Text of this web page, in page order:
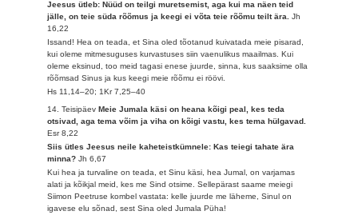
Jeesus ütleb: Nüüd on teilgi muretsemist, aga kui ma näen teid
jälle, on teie süda rõõmus ja keegi ei võta teie rõõmu teilt ära.Jh
16,22
Issand! Hea on teada, et Sina oled tõotanud kuivatada meie pisarad,
kui oleme mitmesuguses kurvastuses siin vaenulikus maailmas. Kui
oleme eksinud, too meid tagasi enese juurde, sinna, kus saaksime olla
rõõmsad Sinus ja kus keegi meie rõõmu ei röövi.
Hs 11,14–20; 1Kr 7,25–40
14. TeisipäevMeie Jumala käsi on heana kõigi peal, kes teda
otsivad, aga tema võim ja viha on kõigi vastu, kes tema hülgavad.
Esr 8,22
Siis ütles Jeesus neile kaheteistkümnele: Kas teiegi tahate ära
minna?Jh 6,67
Kui hea ja turvaline on teada, et Sinu käsi, hea Jumal, on varjamas
alati ja kõikjal meid, kes me Sind otsime. Sellepärast saame meiegi
Siimon Peetruse kombel vastata: kelle juurde me läheme, Sinul on
igavese elu sõnad, sest Sina oled Jumala Püha!